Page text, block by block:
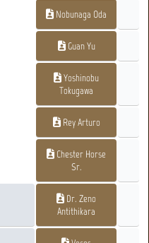
Nobunaga Oda
Guan Yu
Yoshinobu
Tokugawa
Rey Arturo
Chester Horse
Sr.
Dr. Zeno
Antithikara